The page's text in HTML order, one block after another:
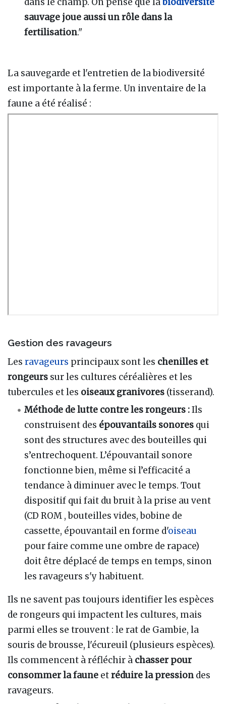
sauvage joue aussi un rôle dans la
fertilisation."
La sauvegarde et l'entretien de la biodiversité
est importante à la ferme. Un inventaire de la
faune a été réalisé :
Gestion des ravageurs
Les ravageurs principaux sont les chenilles et
rongeurs sur les cultures céréalières et les
tubercules et les oiseaux granivores (tisserand).
Méthode de lutte contre les rongeurs :Ils
construisent des épouvantails sonores qui
sont des structures avec des bouteilles qui
s’entrechoquent. L’épouvantail sonore
fonctionne bien, même si l’efficacité a
tendance à diminuer avec le temps. Tout
dispositif qui fait du bruit à la prise au vent
(CD ROM , bouteilles vides, bobine de
cassette, épouvantail en forme d'oiseau
pour faire comme une ombre de rapace)
doit être déplacé de temps en temps, sinon
les ravageurs s'y habituent.
Ils ne savent pas toujours identifier les espèces
de rongeurs qui impactent les cultures, mais
parmi elles se trouvent : le rat de Gambie, la
souris de brousse, l'écureuil (plusieurs espèces).
Ils commencent à réfléchir à chasser pour
consommer la faune etréduire la pression des
ravageurs.